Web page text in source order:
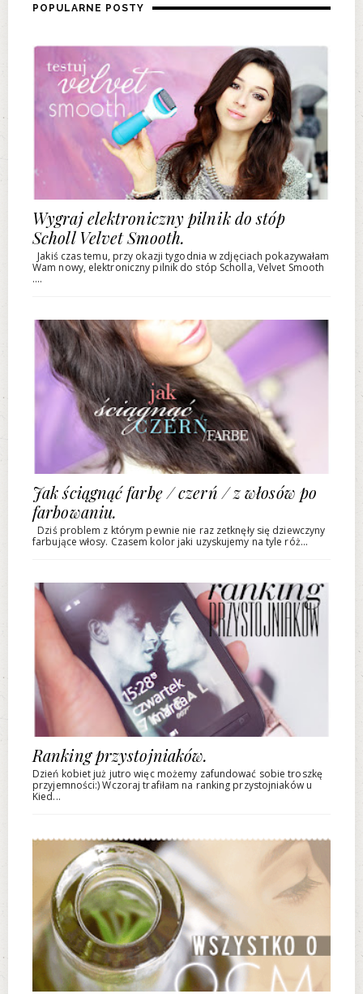
POPULARNE POSTY
Wygraj elektroniczny pilnik do stóp
Scholl Velvet Smooth.
Jakiś czas temu, przy okazji tygodnia w zdjęciach pokazywałam
Wam nowy, elektroniczny pilnik do stóp Scholla, Velvet Smooth
....
Jak ściągnąć farbę / czerń / z włosów po
farbowaniu.
Dziś problem z którym pewnie nie raz zetknęły się dziewczyny
farbujące włosy. Czasem kolor jaki uzyskujemy na tyle róż...
Ranking przystojniaków.
Dzień kobiet już jutro więc możemy zafundować sobie troszkę
przyjemności:) Wczoraj trafiłam na ranking przystojniaków u
Kied...